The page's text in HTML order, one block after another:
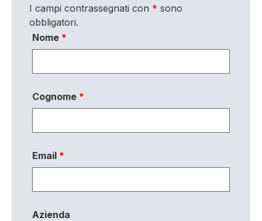
I campi contrassegnati con * sono
obbligatori.
Nome *
Cognome *
Email *
Azienda